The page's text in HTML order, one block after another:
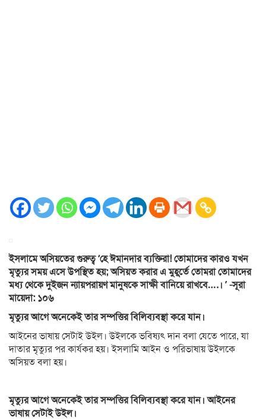
ইসলামে অসিয়তের গুরুত্ব ‘হে ঈমানদার ব্যক্তিরা! তোমাদের কারও যখন
মৃত্যুর সময় এসে উপস্থিত হয়; অসিয়ত করার এ মুহূর্তে তোমরা তোমাদের
মধ্য থেকে দুইজন ন্যায়পরায়ণ মানুষকে সাক্ষী বানিয়ে রাখবে….। ’ -সূরা
মায়েদা: ১০৬
মৃত্যুর আগে অনেকেই তার সম্পত্তির বিলিব্যবস্থা করে যান।
আইনের ভাষায় সেটাই উইল। উইলকে ভবিষ্যৎ দান বলা যেতে পারে, যা
দাতার মৃত্যুর পর কার্যকর হয়। ইসলা‍মি আইন ও পরিভাষায় উইলকে
অসিয়ত বলা হয়।
মৃত্যুর আগে অনেকেই তার সম্পত্তির বিলিব্যবস্থা করে যান। আইনের
ভাষায় সেটাই উইল।